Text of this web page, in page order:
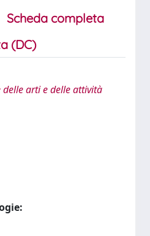
Scheda completa
(DC)
delle arti e delle attività